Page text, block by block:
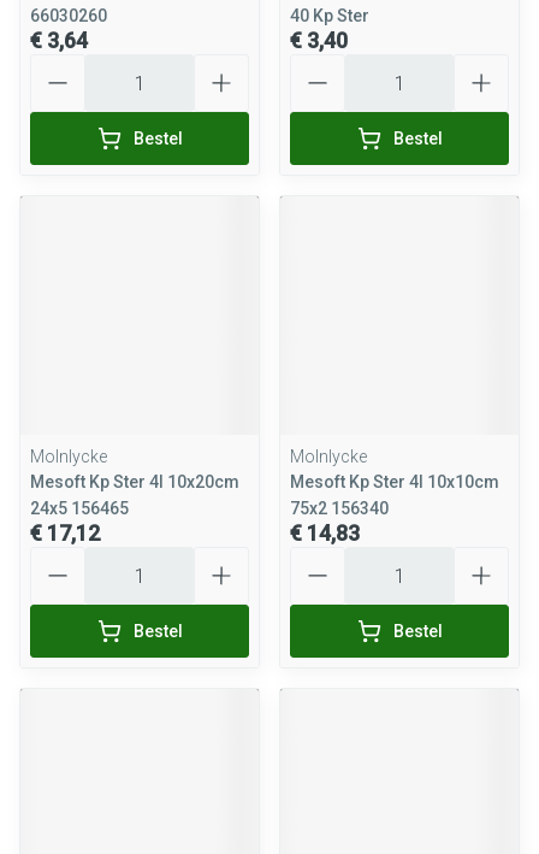
66030260
€ 3,64
Bestel
40 Kp Ster
€ 3,40
Bestel
Molnlycke
Mesoft Kp Ster 4l 10x20cm
24x5 156465
€ 17,12
Bestel
Molnlycke
Mesoft Kp Ster 4l 10x10cm
75x2 156340
€ 14,83
Bestel